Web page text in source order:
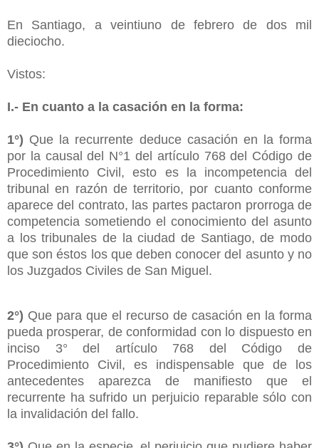
En Santiago, a veintiuno de febrero de dos mil
dieciocho.
Vistos:
I.- En cuanto a la casación en la forma:
1°) Que la recurrente deduce casación en la forma
por la causal del N°1 del artículo 768 del Código de
Procedimiento Civil, esto es la incompetencia del
tribunal en razón de territorio, por cuanto conforme
aparece del contrato, las partes pactaron prorroga de
competencia sometiendo el conocimiento del asunto
a los tribunales de la ciudad de Santiago, de modo
que son éstos los que deben conocer del asunto y no
los Juzgados Civiles de San Miguel.
2°) Que para que el recurso de casación en la forma
pueda prosperar, de conformidad con lo dispuesto en
inciso 3° del artículo 768 del Código de
Procedimiento Civil, es indispensable que de los
antecedentes aparezca de manifiesto que el
recurrente ha sufrido un perjuicio reparable sólo con
la invalidación del fallo.